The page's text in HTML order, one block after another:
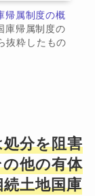
帰属制度の概
庫帰属制度の
抜粋したもの
分を阻害
他の有体
土地国庫